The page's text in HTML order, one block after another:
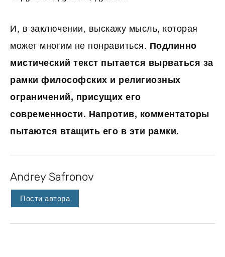
И, в заключении, выскажу мысль, которая
может многим не понравиться. Подлинно
мистический текст пытается вырваться за
рамки философских и религиозных
ограничений, присущих его
современности. Напротив, комментаторы
пытаются втащить его в эти рамки.
Andrey Safronov
Пости автора